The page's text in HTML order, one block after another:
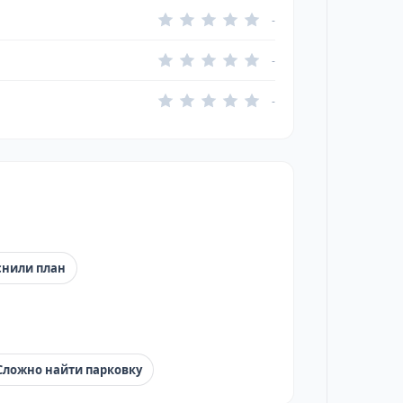
-
-
-
план
найти парковку